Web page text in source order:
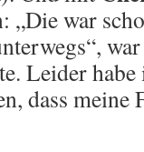
„Die war
Leider
dass meine